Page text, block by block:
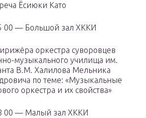
Ёсиюки Като
00 — Большой зал ХККИ
оркестра суворовцев
музыкального училища им.
В.М. Халилова Мельника
по теме: «Музыкальные
оркестра и их свойства»
00 — Малый зал ХККИ